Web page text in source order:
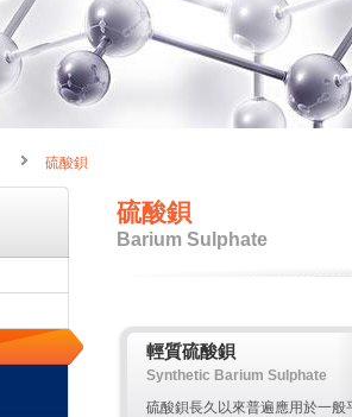
硫酸鋇
硫酸鋇
Barium Sulphate
輕質硫酸鋇
Synthetic Barium Sulphate
硫酸鋇長久以來普遍應用於一般